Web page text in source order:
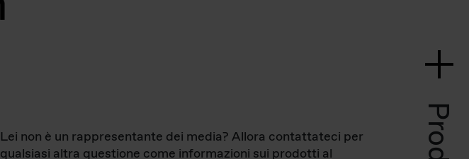
Lei non è un rappresentante dei media? Allora contattateci per
qualsiasi altra questione come informazioni sui prodotti al